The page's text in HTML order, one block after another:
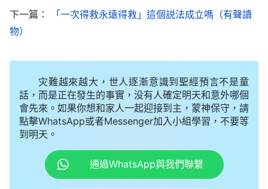
勉、安慰與鼓勵，也是當時保羅的許多作工的記
載……
話，這是大錯特錯的認識法，這是極大的褻瀆！」
《話・卷一 神的顯現與作工・聖經的説法 三》「 若説
四福音完全出于聖靈，那為什麽馬太、馬可、路加、
呢？不信你們看看聖經所記載的彼得三次不認識主都
下一篇：
「一次得救永遠得救」這個説法成立嗎（有聲讀
物）
灾難越來越大，世人逐漸意識到聖經預言不是童
話，而是正在發生的事實，没有人確定明天和意外哪個
會先來。如果你想和家人一起迎接到主，蒙神保守，請
點擊WhatsApp或者Messenger加入小組學習，不要等
到明天。
通過WhatsApp與我們聯繫